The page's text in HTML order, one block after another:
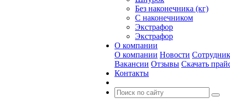
Без наконечника (кг)
С наконечником
Экстрафор
Экстрафор
О компании
О компании Новости
Вакансии Отзывы Скачать
Контакты